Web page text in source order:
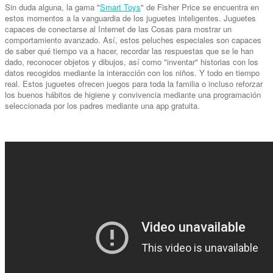
Sin duda alguna, la gama "Smart Toys" de Fisher Price se encuentra en
estos momentos a la vanguardia de los juguetes inteligentes. Juguetes
capaces de conectarse al Internet de las Cosas para mostrar un
comportamiento avanzado. Así, estos peluches especiales son capaces
de saber qué tiempo va a hacer, recordar las respuestas que se le han
dado, reconocer objetos y dibujos, así como "inventar" historias con los
datos recogidos mediante la interacción con los niños. Y todo en tiempo
real. Estos juguetes ofrecen juegos para toda la familia o incluso reforzar
los buenos hábitos de higiene y convivencia mediante una programación
seleccionada por los padres mediante una app gratuita.